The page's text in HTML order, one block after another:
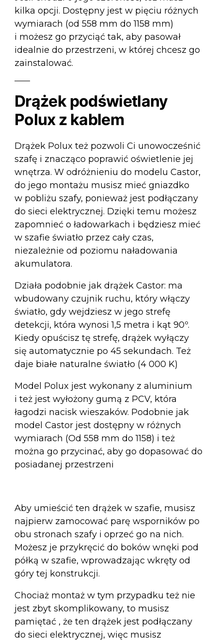
kilka opcji. Dostępny jest w pięciu różnych
wymiarach (od 558 mm do 1158 mm)
i możesz go przyciąć tak, aby pasował
idealnie do przestrzeni, w której chcesz go
zainstalować.
Drążek podświetlany
Polux z kablem
Drążek Polux też pozwoli Ci unowocześnić
szafę i znacząco poprawić oświetlenie jej
wnętrza. W odróżnieniu do modelu Castor,
do jego montażu musisz mieć gniazdko
w pobliżu szafy, ponieważ jest podłączany
do sieci elektrycznej. Dzięki temu możesz
zapomnieć o ładowarkach i będziesz mieć
w szafie światło przez cały czas,
niezależnie od poziomu naładowania
akumulatora.
Działa podobnie jak drążek Castor: ma
wbudowany czujnik ruchu, który włączy
światło, gdy wejdziesz w jego strefę
detekcji, która wynosi 1,5 metra i kąt 90º.
Kiedy opuścisz tę strefę, drążek wyłączy
się automatycznie po 45 sekundach. Też
daje białe naturalne światło (4 000 K)
Model Polux jest wykonany z aluminium
i też jest wyłożony gumą z PCV, która
łagodzi nacisk wieszaków. Podobnie jak
model Castor jest dostępny w różnych
wymiarach (Od 558 mm do 1158) i też
można go przycinać, aby go dopasować do
posiadanej przestrzeni
Aby umieścić ten drążek w szafie, musisz
najpierw zamocować parę wsporników po
obu stronach szafy i oprzeć go na nich.
Możesz je przykręcić do boków wnęki pod
półką w szafie, wprowadzając wkręty od
góry tej konstrukcji.
Chociaż montaż w tym przypadku też nie
jest zbyt skomplikowany, to musisz
pamiętać , że ten drążek jest podłączany
do sieci elektrycznej, więc musisz